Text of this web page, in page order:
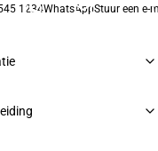
1234WhatsAppStuur een e-